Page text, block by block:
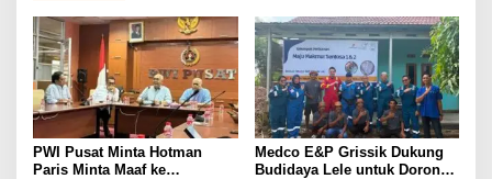
PWI Pusat Minta Hotman
Paris Minta Maaf ke
Medco E&P Grissik Dukung
Budidaya Lele untuk Dorong